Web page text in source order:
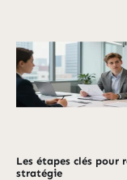
Les étapes clés pour
stratégie